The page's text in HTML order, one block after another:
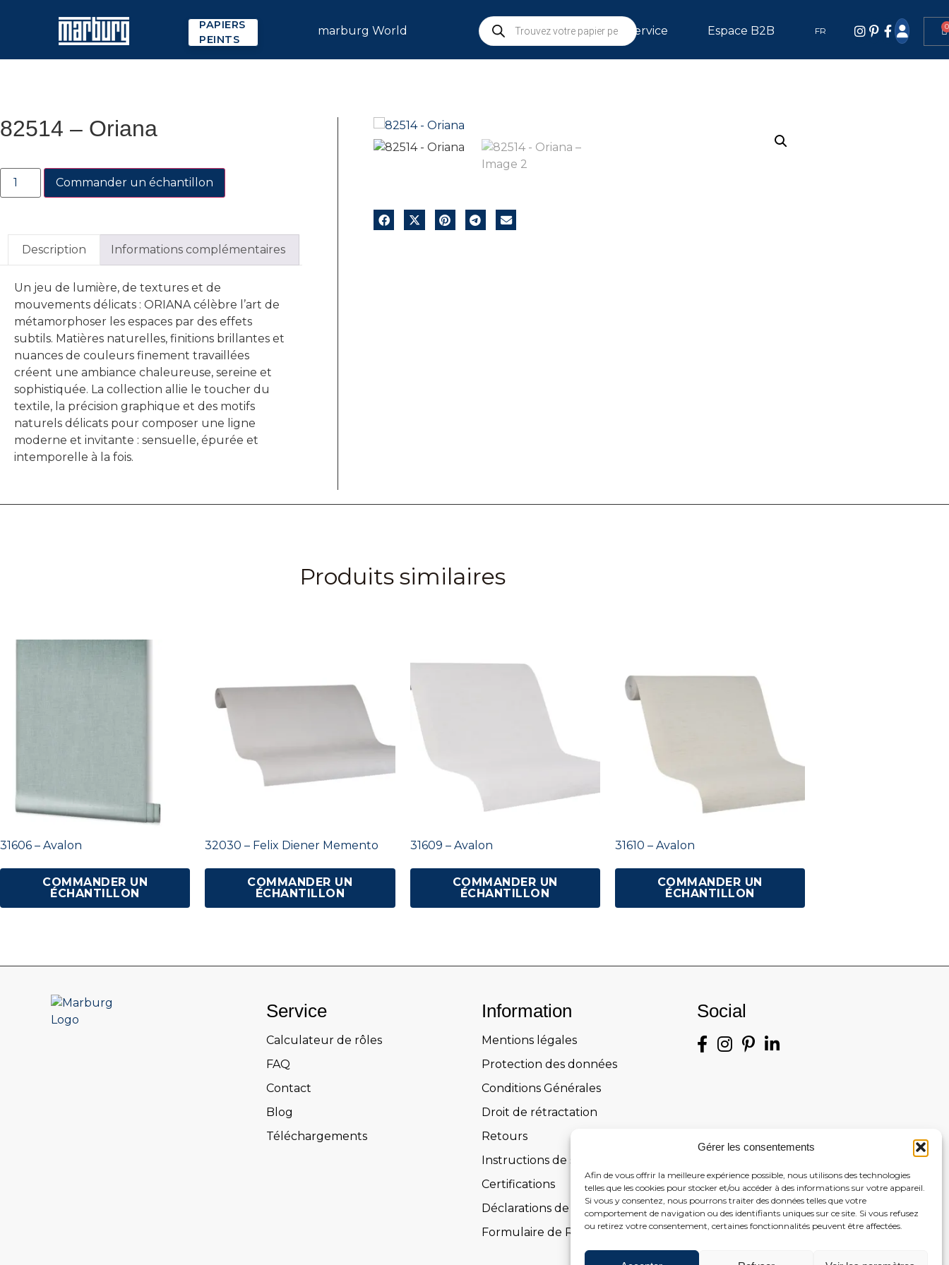
Gérer les consentements
Afin de vous offrir la meilleure expérience possible, nous utilisons des technologies
telles que les cookies pour stocker et/ou accéder à des informations sur votre appareil.
Si vous y consentez, nous pourrons traiter des données telles que votre
comportement de navigation ou des identifiants uniques sur ce site. Si vous refusez
ou retirez votre consentement, certaines fonctionnalités peuvent être affectées.
PAPIERS
PEINTS
marburg World Service Espace B2B FR 0
82514 – Oriana
Commander un échantillon
Description Informations complémentaires
Un jeu de lumière, de textures et de
mouvements délicats : ORIANA célèbre l’art de
métamorphoser les espaces par des effets
subtils. Matières naturelles, finitions brillantes et
nuances de couleurs finement travaillées
créent une ambiance chaleureuse, sereine et
sophistiquée. La collection allie le toucher du
textile, la précision graphique et des motifs
naturels délicats pour composer une ligne
moderne et invitante : sensuelle, épurée et
intemporelle à la fois.
Produits similaires
31606 – Avalon
COMMANDER UN
ÉCHANTILLON
32030 – Felix Diener Memento
COMMANDER UN
ÉCHANTILLON
31609 – Avalon
COMMANDER UN
ÉCHANTILLON
31610 – Avalon
COMMANDER UN
ÉCHANTILLON
Service
Calculateur de rôles
FAQ
Contact
Blog
Téléchargements
Information
Mentions légales
Protection des données
Conditions Générales
Droit de rétractation
Retours
Instructions de sécurité
Certifications
Déclarations de performance
Formulaire de Rétractation
Social